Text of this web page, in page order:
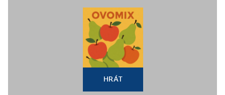
HRÁT